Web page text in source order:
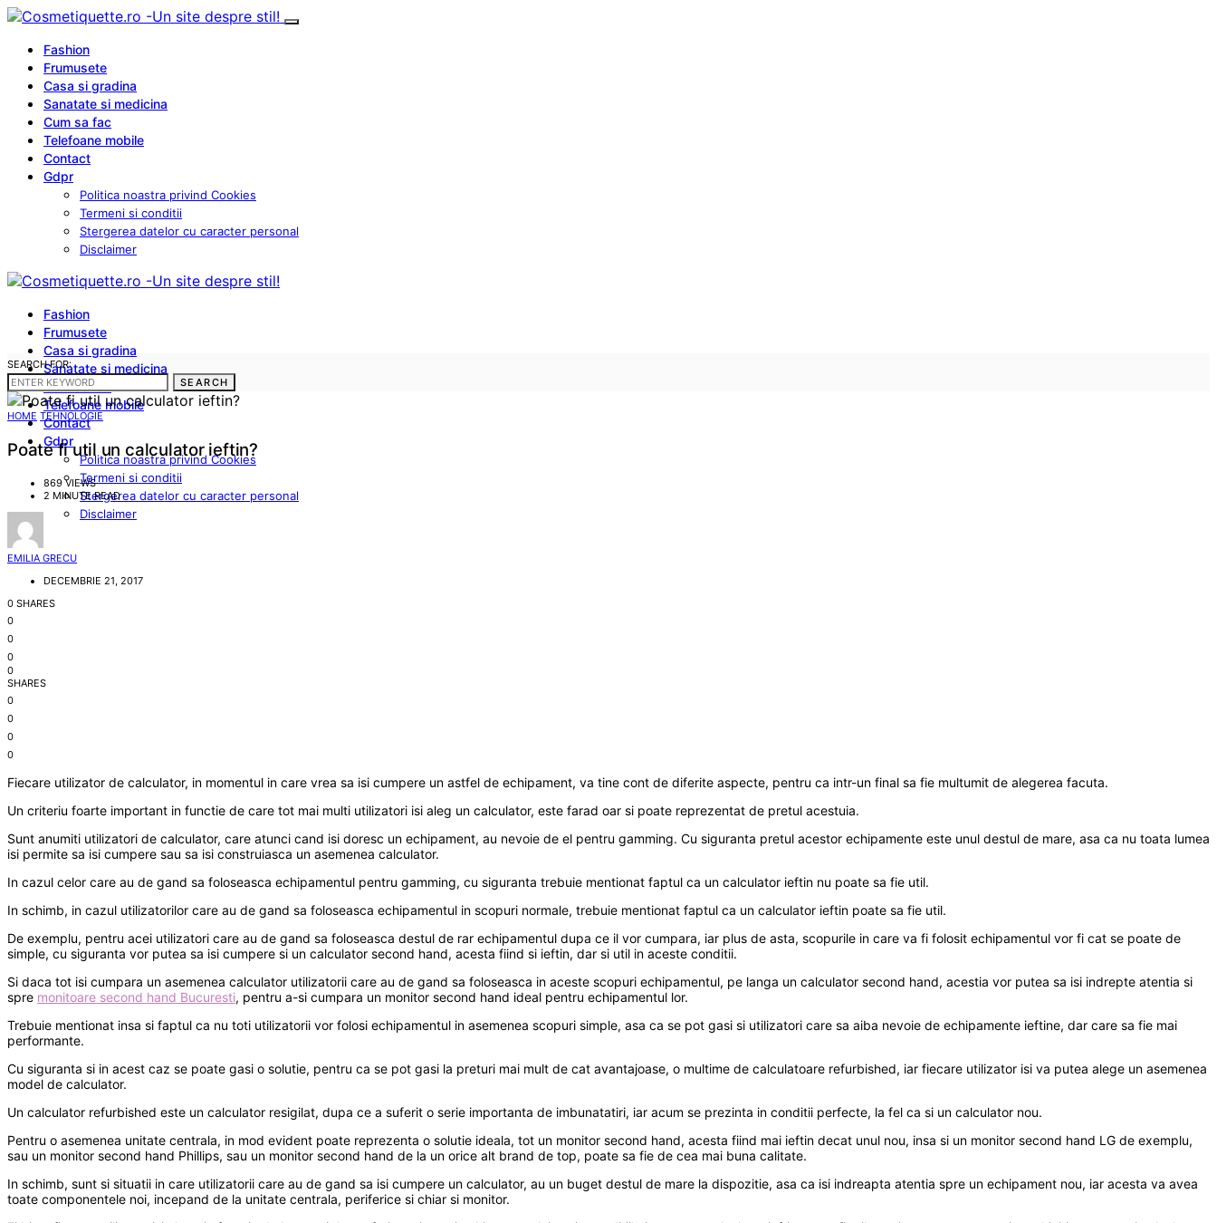
Fashion
Frumusete
Casa si gradina
Sanatate si medicina
Cum sa fac
Telefoane mobile
Contact
Gdpr
Politica noastra privind Cookies
Termeni si conditii
Stergerea datelor cu caracter personal
Disclaimer
Fashion
Frumusete
Casa si gradina
Sanatate si medicina
Cum sa fac
Telefoane mobile
Contact
Gdpr
Politica noastra privind Cookies
Termeni si conditii
Stergerea datelor cu caracter personal
Disclaimer
SEARCH FOR:
SEARCH
HOME TEHNOLOGIE
Poate fi util un calculator ieftin?
869 VIEWS
2 MINUTE READ
EMILIA GRECU
DECEMBRIE 21, 2017
0 SHARES
0
0
0
0
SHARES
0
0
0
0
Fiecare utilizator de calculator, in momentul in care vrea sa isi cumpere un astfel de echipament, va tine cont de diferite aspecte, pentru ca intr-un final sa fie multumit de alegerea facuta.
Un criteriu foarte important in functie de care tot mai multi utilizatori isi aleg un calculator, este farad oar si poate reprezentat de pretul acestuia.
Sunt anumiti utilizatori de calculator, care atunci cand isi doresc un echipament, au nevoie de el pentru gamming. Cu siguranta pretul acestor echipamente este unul destul de mare, asa ca nu toata lumea
isi permite sa isi cumpere sau sa isi construiasca un asemenea calculator.
In cazul celor care au de gand sa foloseasca echipamentul pentru gamming, cu siguranta trebuie mentionat faptul ca un calculator ieftin nu poate sa fie util.
In schimb, in cazul utilizatorilor care au de gand sa foloseasca echipamentul in scopuri normale, trebuie mentionat faptul ca un calculator ieftin poate sa fie util.
De exemplu, pentru acei utilizatori care au de gand sa foloseasca destul de rar echipamentul dupa ce il vor cumpara, iar plus de asta, scopurile in care va fi folosit echipamentul vor fi cat se poate de
simple, cu siguranta vor putea sa isi cumpere si un calculator second hand, acesta fiind si ieftin, dar si util in aceste conditii.
Si daca tot isi cumpara un asemenea calculator utilizatorii care au de gand sa foloseasca in aceste scopuri echipamentul, pe langa un calculator second hand, acestia vor putea sa isi indrepte atentia si
spre monitoare second hand Bucuresti, pentru a-si cumpara un monitor second hand ideal pentru echipamentul lor.
Trebuie mentionat insa si faptul ca nu toti utilizatorii vor folosi echipamentul in asemenea scopuri simple, asa ca se pot gasi si utilizatori care sa aiba nevoie de echipamente ieftine, dar care sa fie mai
performante.
Cu siguranta si in acest caz se poate gasi o solutie, pentru ca se pot gasi la preturi mai mult de cat avantajoase, o multime de calculatoare refurbished, iar fiecare utilizator isi va putea alege un asemenea
model de calculator.
Un calculator refurbished este un calculator resigilat, dupa ce a suferit o serie importanta de imbunatatiri, iar acum se prezinta in conditii perfecte, la fel ca si un calculator nou.
Pentru o asemenea unitate centrala, in mod evident poate reprezenta o solutie ideala, tot un monitor second hand, acesta fiind mai ieftin decat unul nou, insa si un monitor second hand LG de exemplu,
sau un monitor second hand Phillips, sau un monitor second hand de la un orice alt brand de top, poate sa fie de cea mai buna calitate.
In schimb, sunt si situatii in care utilizatorii care au de gand sa isi cumpere un calculator, au un buget destul de mare la dispozitie, asa ca isi indreapta atentia spre un echipament nou, iar acesta va avea
toate componentele noi, incepand de la unitate centrala, periferice si chiar si monitor.